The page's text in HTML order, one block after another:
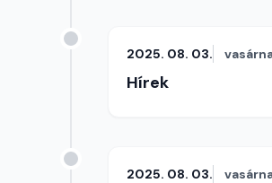
2025. 08. 03.
Hírek
2025. 08. 03.